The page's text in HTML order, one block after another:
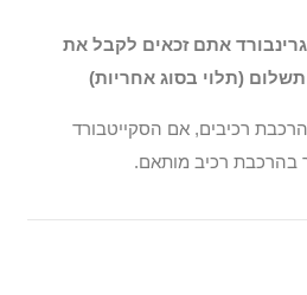
אתם זכאים לקבל את
(תלוי בסוג אחריות)
רכיבים, אם הסקייטבורד
רכיב מותאם.